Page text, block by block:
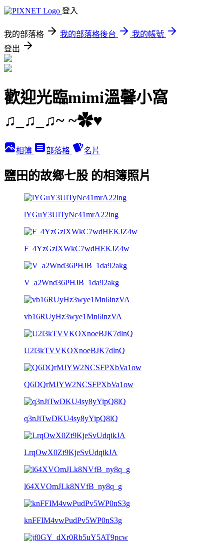
登入
我的部落格 我的部落格後台
我的帳號
登出
歡迎光臨mimi溫馨小窩
♫_♫_♫~ ~✿♥
相簿 部落格 名片
鹽田的故鄉七股 的相簿照片
lYGuY3UlTyNc41mrA22ing
F_4YzGzlXWkC7wdHEKJZ4w
V_a2Wnd36PHJB_1da92akg
vb16RUyHz3wye1Mn6inzVA
U2l3kTVVKOXnoeBJK7dlnQ
Q6DQrMJYW2NCSFPXbVa1ow
q3nJiTwDKU4sy8yYipQ8lQ
LrqOwX0Zt9KjeSvUdqikJA
l64XVOmJLk8NVfB_ny8q_g
knFFIM4vwPudPv5WP0nS3g